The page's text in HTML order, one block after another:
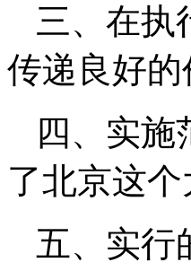
三、在执
传递良好的
四、实施
了北京这
五、实行